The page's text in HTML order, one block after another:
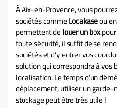
À Aix-en-Provence, vous
sociétés commeLocakaseou
permettent delouer un box
toute sécurité, il suffit de se
sociétés et d’y entrer vos
solution qui correspondra à vos
localisation. Le temps d’un
déplacement, utiliser un
stockage peut être très utile !